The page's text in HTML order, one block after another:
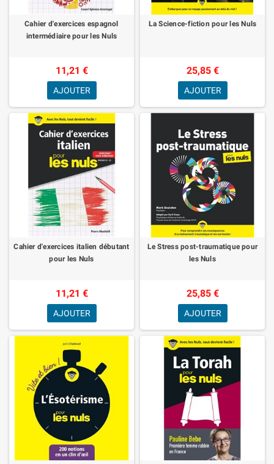
Cahier d'exercices espagnol
intermédiaire pour les Nuls
11,21 €
AJOUTER
La Science-fiction pour les Nuls
25,85 €
AJOUTER
Cahier d'exercices italien débutant
pour les Nuls
11,21 €
AJOUTER
Le Stress post-traumatique pour
les Nuls
25,85 €
AJOUTER